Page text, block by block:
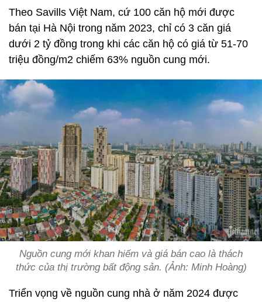
Theo Savills Việt Nam, cứ 100 căn hộ mới được
bán tại Hà Nội trong năm 2023, chỉ có 3 căn giá
dưới 2 tỷ đồng trong khi các căn hộ có giá từ 51-70
triệu đồng/m2 chiếm 63% nguồn cung mới.
Nguồn cung mới khan hiếm và giá bán cao là thách
thức của thị trường bất động sản. (Ảnh: Minh Hoàng)
Triển vọng về nguồn cung nhà ở năm 2024 được